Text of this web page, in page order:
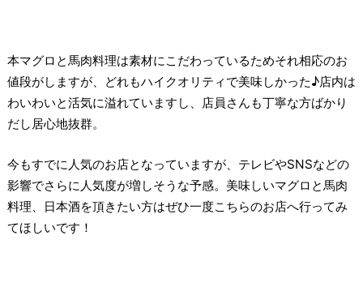
本マグロと馬肉料理は素材にこだわっているためそれ相応のお
値段がしますが、どれもハイクオリティで美味しかった♪店内は
わいわいと活気に溢れていますし、店員さんも丁寧な方ばかり
だし居心地抜群。
今もすでに人気のお店となっていますが、テレビやSNSなどの
影響でさらに人気度が増しそうな予感。美味しいマグロと馬肉
料理、日本酒を頂きたい方はぜひ一度こちらのお店へ行ってみ
てほしいです！